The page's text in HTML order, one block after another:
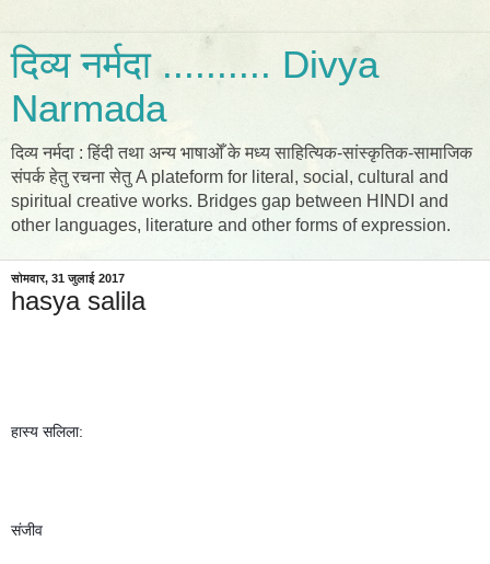
दिव्य नर्मदा .......... Divya
Narmada
दिव्य नर्मदा : हिंदी तथा अन्य भाषाओँ के मध्य साहित्यिक-सांस्कृतिक-सामाजिक
संपर्क हेतु रचना सेतु A plateform for literal, social, cultural and
spiritual creative works. Bridges gap between HINDI and
other languages, literature and other forms of expression.
सोमवार, 31 जुलाई 2017
hasya salila
हास्य सलिला:
संजीव